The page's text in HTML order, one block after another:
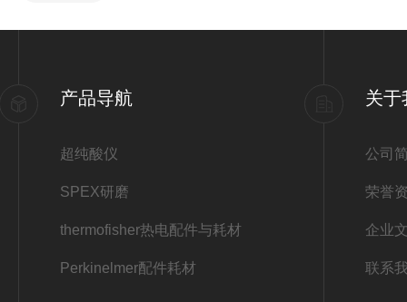
产品导航
超纯酸仪
SPEX研磨
thermofisher热电配件与耗材
Perkinelmer配件耗材
关于
公司
荣誉
企业
联系